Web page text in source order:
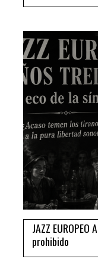
JAZZ EUROPEO
prohibido